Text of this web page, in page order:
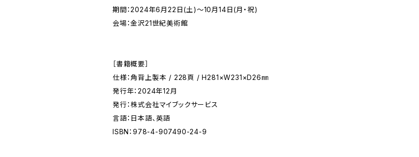
期間：2024年6月22日(土)～10月14日(月・祝)
会場：金沢21世紀美術館
［書籍概要］
仕様：角背上製本 / 228頁 / H281×W231×D26㎜
発行年：2024年12月
発行：株式会社マイブックサービス
言語：日本語、英語
ISBN：978-4-907490-24-9